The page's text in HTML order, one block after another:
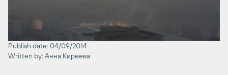
Publish date: 04/09/2014
Written by: Анна Киреева